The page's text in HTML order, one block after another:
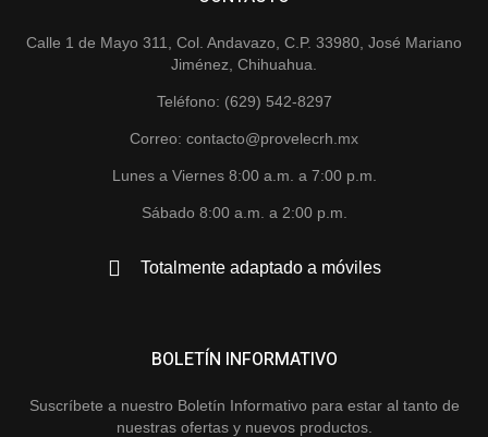
Calle 1 de Mayo 311, Col. Andavazo, C.P. 33980, José Mariano
Jiménez, Chihuahua.
Teléfono: (629) 542-8297
Correo: contacto@provelecrh.mx
Lunes a Viernes 8:00 a.m. a 7:00 p.m.
Sábado 8:00 a.m. a 2:00 p.m.
Totalmente adaptado a móviles
BOLETÍN INFORMATIVO
Suscríbete a nuestro Boletín Informativo para estar al tanto de
nuestras ofertas y nuevos productos.